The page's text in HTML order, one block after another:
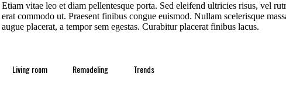
Etiam vitae leo et diam pellentesque porta. Sed eleifend ultricies risus, vel
erat commodo ut. Praesent finibus congue euismod. Nullam scelerisque
augue placerat, a tempor sem egestas. Curabitur placerat finibus lacus.
Living room Remodeling Trends